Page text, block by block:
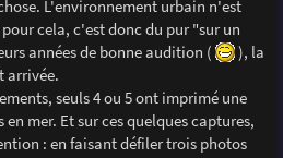
L'environnement urbain n'est
cela, c'est donc du pur "sur un
années de bonne audition (
), la
arrivée.
seuls 4 ou 5 ont imprimé une
mer. Et sur ces quelques captures,
: en faisant défiler trois photos